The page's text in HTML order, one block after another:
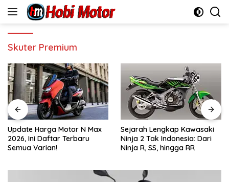
Skuter Premium
Update Harga Motor N Max
2026, Ini Daftar Terbaru
Semua Varian!
Sejarah Lengkap Kawasaki
Ninja 2 Tak Indonesia: Dari
Ninja R, SS, hingga RR